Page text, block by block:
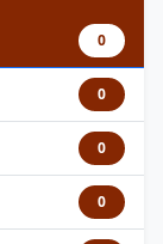
0
0
0
0